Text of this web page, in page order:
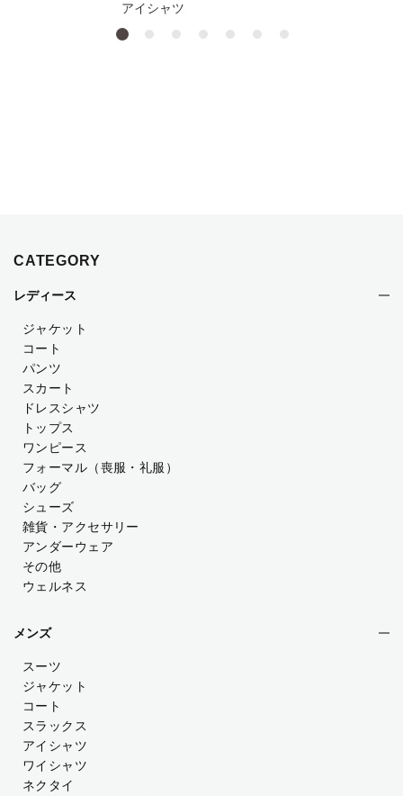
アイシャツ
CATEGORY
レディース
ジャケット
コート
パンツ
スカート
ドレスシャツ
トップス
ワンピース
フォーマル（喪服・礼服）
バッグ
シューズ
雑貨・アクセサリー
アンダーウェア
その他
ウェルネス
メンズ
スーツ
ジャケット
コート
スラックス
アイシャツ
ワイシャツ
ネクタイ